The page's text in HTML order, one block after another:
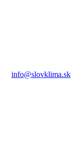
info@slovklima.sk